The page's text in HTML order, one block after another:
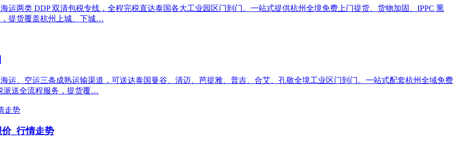
运两类 DDP 双清包税专线，全程完税直达泰国各大工业园区门到门。一站式提供杭州全境免费上门提货、货物加固、IPPC 熏
提货覆盖杭州上城、下城…
运、空运三条成熟运输渠道，可送达泰国曼谷、清迈、芭提雅、普吉、合艾、孔敬全境工业区门到门。一站式配套杭州全域免费
派送全流程服务，提货覆…
_行情走势